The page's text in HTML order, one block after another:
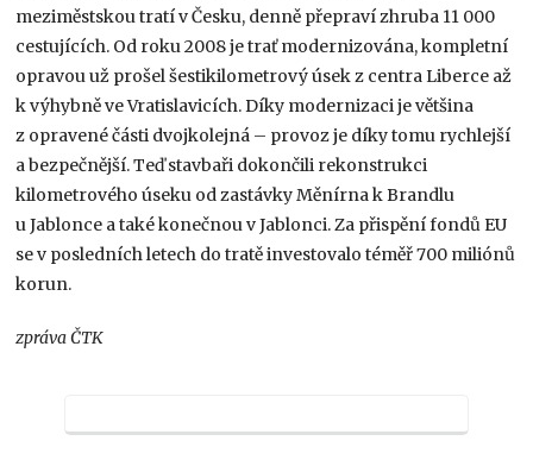
meziměstskou tratí v Česku, denně přepraví zhruba 11 000
cestujících. Od roku 2008 je trať modernizována, kompletní
opravou už prošel šestikilometrový úsek z centra Liberce až
k výhybně ve Vratislavicích. Díky modernizaci je většina
z opravené části dvojkolejná – provoz je díky tomu rychlejší
a bezpečnější. Teď stavbaři dokončili rekonstrukci
kilometrového úseku od zastávky Měnírna k Brandlu
u Jablonce a také konečnou v Jablonci. Za přispění fondů EU
se v posledních letech do tratě investovalo téměř 700 miliónů
korun.
zpráva ČTK